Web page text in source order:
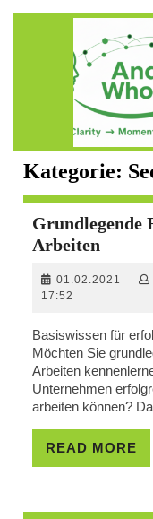
Kategorie:
Grundlegende
Arbeiten
Für
01.02.2021
17:52
Basiswissen für
Möchten Sie
Arbeiten
Unternehmen
arbeiten können?
READ MORE